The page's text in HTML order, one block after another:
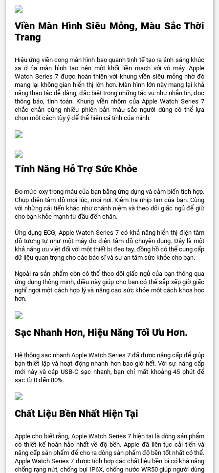
Viền Màn Hình Siêu Mỏng, Màu Sắc Thời
Trang
Hiệu ứng viền cong màn hình bao quanh tinh tế tạo ra ánh sáng khúc
xạ ở rìa màn hình tạo nên một khối liền mạch với vỏ máy. Apple
Watch Series 7 được hoàn thiện với khung viền siêu mỏng nhờ đó
mang lại không gian hiển thị lớn hơn. Màn hình lớn này mang lại khả
năng thao tác dễ dàng, đặc biệt trong những tác vụ như nhắn tin, đọc
thông báo, tính toán. Khung viền nhôm của Apple Watch Series 7
chắc chắn cùng nhiều phiên bản màu sắc người dùng có thể lựa
chọn một cách tùy ý để thể hiện cá tính của mình.
Tính Năng Hỗ Trợ Sức Khỏe
Đo mức oxy trong máu của bạn bằng ứng dụng và cảm biến tích hợp.
Chụp điện tâm đồ mọi lúc, mọi nơi. Kiểm tra nhịp tim của bạn. Cùng
với những cải tiến khác như chánh niệm và theo dõi giấc ngủ để giữ
cho bạn khỏe mạnh từ đầu đến chân.
Ứng dụng ECG, Apple Watch Series 7 có khả năng hiển thị điện tâm
đồ tương tự như một máy đo điện tâm đồ chuyên dụng. Đây là một
khả năng ưu việt đối với một thiết bị đeo tay, đồng hồ có thể cung cấp
dữ liệu quan trọng cho các bác sĩ và sự an tâm sức khỏe cho bạn.
Ngoài ra sản phẩm còn có thể theo dõi giấc ngủ của bạn thông qua
ứng dụng thông minh, điều này giúp cho bạn có thể sắp xếp giờ giấc
nghĩ ngơi một cách hợp lý và nâng cao sức khỏe một cách khoa học
hơn.
Sạc Nhanh Hơn, Hiệu Năng Tối Ưu Hơn.
Hệ thông sạc nhanh Apple Watch Series 7 đã được nâng cấp để giúp
bạn thiết lập và hoạt động nhanh hơn bao giờ hết. Với sự nâng cấp
mới này và cáp USB-C sạc nhanh, bạn chỉ mất khoảng 45 phút để
sạc từ 0 đến 80%.
Chất Liệu Bền Nhất Hiện Tại
Apple cho biết rằng, Apple Watch Series 7 hiện tại là dòng sản phẩm
có thiết kế hoàn hảo nhất về độ bền. Apple đã liên tục cải tiến và
nâng cấp sản phẩm để cho ra dòng sản phẩm độ bền tốt nhất có thể.
Apple Watch Series 7 được tích hợp các chất liệu bền bỉ có khả năng
chống rạng nứt, chống bụi IP6X, chống nước WR50 giúp người dùng